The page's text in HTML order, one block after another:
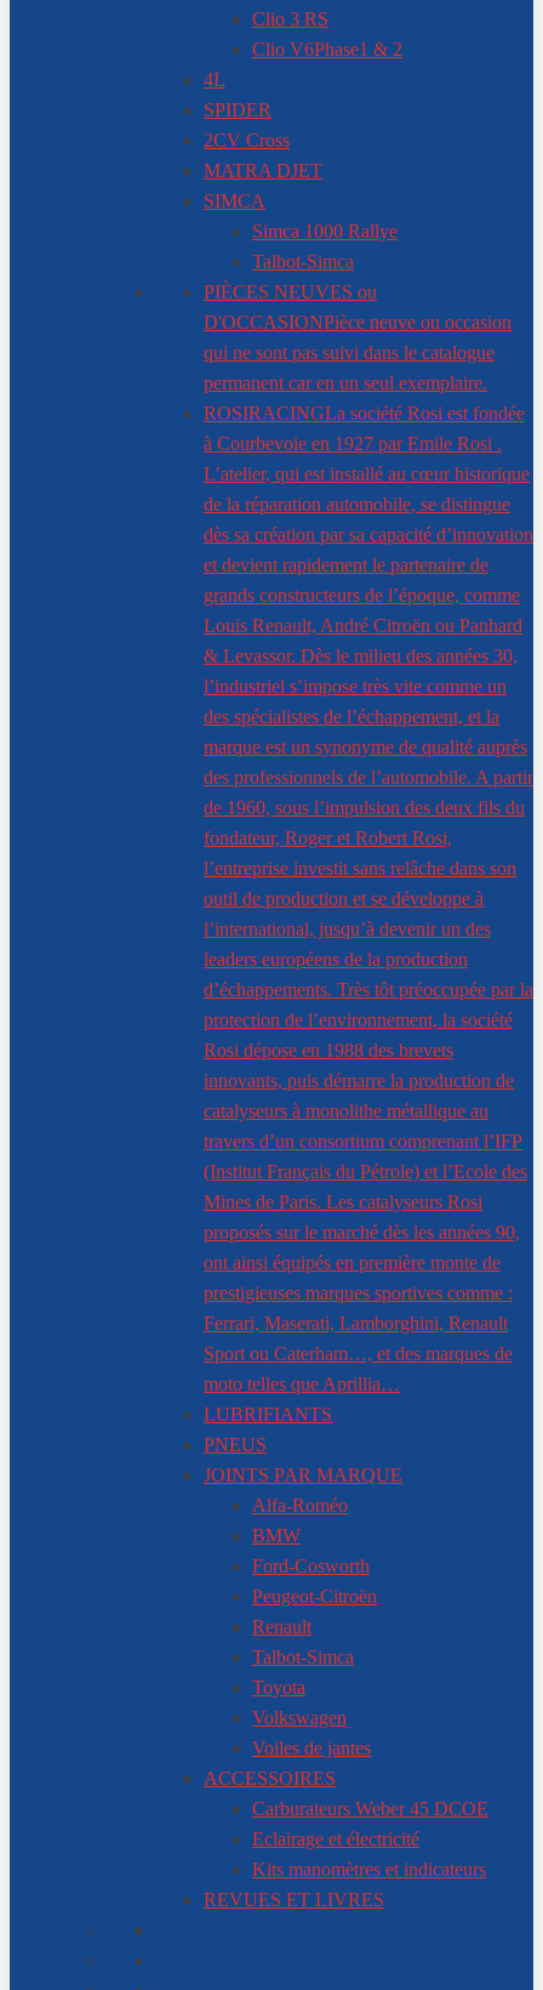
Clio 3 RS
Clio V6Phase1 & 2
4L
SPIDER
2CV Cross
MATRA DJET
SIMCA
Simca 1000 Rallye
Talbot-Simca
PIÈCES NEUVES ou
D'OCCASIONPièce neuve ou occasion
qui ne sont pas suivi dans le catalogue
permanent car en un seul exemplaire.
ROSIRACINGLa société Rosi est fondée
à Courbevoie en 1927 par Emile Rosi .
L’atelier, qui est installé au cœur historique
de la réparation automobile, se distingue
dès sa création par sa capacité d’innovation
et devient rapidement le partenaire de
grands constructeurs de l’époque, comme
Louis Renault, André Citroën ou Panhard
& Levassor. Dès le milieu des années 30,
l’industriel s’impose très vite comme un
des spécialistes de l’échappement, et la
marque est un synonyme de qualité auprès
des professionnels de l’automobile. A partir
de 1960, sous l’impulsion des deux fils du
fondateur, Roger et Robert Rosi,
l’entreprise investit sans relâche dans son
outil de production et se développe à
l’international, jusqu’à devenir un des
leaders européens de la production
d’échappements. Très tôt préoccupée par la
protection de l’environnement, la société
Rosi dépose en 1988 des brevets
innovants, puis démarre la production de
catalyseurs à monolithe métallique au
travers d’un consortium comprenant l’IFP
(Institut Français du Pétrole) et l’Ecole des
Mines de Paris. Les catalyseurs Rosi
proposés sur le marché dès les années 90,
ont ainsi équipés en première monte de
prestigieuses marques sportives comme :
Ferrari, Maserati, Lamborghini, Renault
Sport ou Caterham…, et des marques de
moto telles que Aprillia…
LUBRIFIANTS
PNEUS
JOINTS PAR MARQUE
Alfa-Roméo
BMW
Ford-Cosworth
Peugeot-Citroën
Renault
Talbot-Simca
Toyota
Volkswagen
Voiles de jantes
ACCESSOIRES
Carburateurs Weber 45 DCOE
Eclairage et électricité
Kits manomètres et indicateurs
REVUES ET LIVRES